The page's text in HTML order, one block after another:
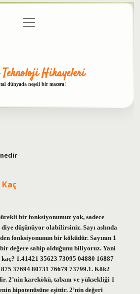
menüyü
aç
Hikayeleri
dünyada neşeli bir macera!
bir fonksiyonumuz yok, sadece
düşünüyor olabilirsiniz. Sayı aslında
fonksiyonunun bir köküdür. Sayının 1
bir değere sahip olduğunu biliyoruz. Yani
1.41421 35623 73095 04880 16887
37694 80731 76679 73799.1. Kök2
2’nin karekökü, tabanı ve yüksekliği 1
hipotenüsüne eşittir. 2’nin değeri